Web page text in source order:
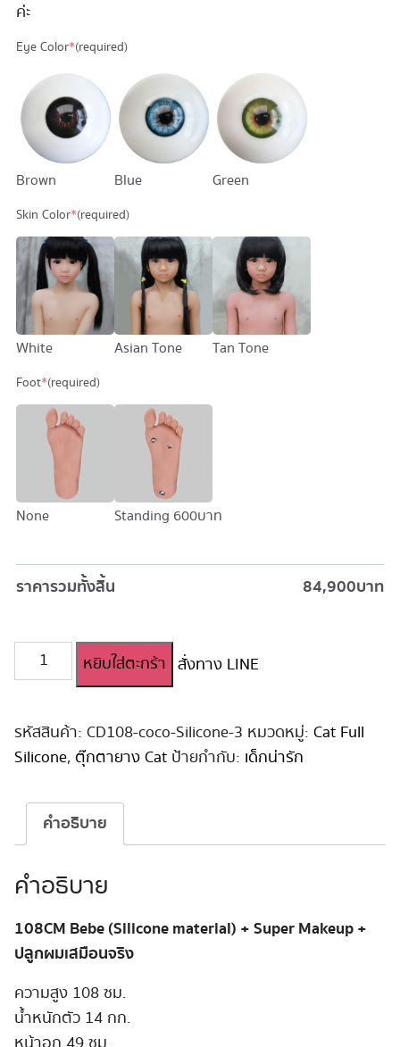
ค่ะ
Eye Color*(required)
Brown Blue Green
Skin Color*(required)
White Asian Tone Tan Tone
Foot*(required)
None Standing 600 บาท
ราคารวมทั้งสิ้น 84,900บาท
จำนวน
ตุ๊กตา
ญี่ปุ่น
น่า
Silicone
#Coco
ชิ้น
หยิบใส่ตะกร้า สั่งทาง LINE
รหัสสินค้า: CD108-coco-Silicone-3 หมวดหมู่: Cat Full
Silicone, ตุ๊กตายาง Cat ป้ายกำกับ: เด็กน่ารัก
คำอธิบาย
คำอธิบาย
108CM Bebe(Silicone material) + Super Makeup +
ปลูกผมเสมือนจริง
ความสูง 108 ซม.
น้ำหนักตัว 14 กก.